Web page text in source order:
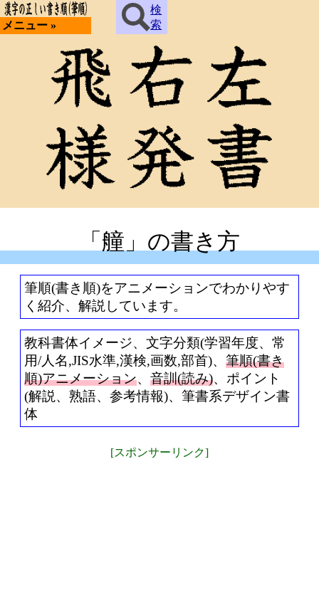
メニュー »
検
索
「艟」の書き方
筆順(書き順)をアニメーションでわかりやす
く紹介、解説しています。
教科書体イメージ、文字分類(学習年度、常
用/人名,JIS水準,漢検,画数,部首)、 筆順(書き
順)アニメーション、 音訓(読み)、ポイント
(解説、熟語、参考情報)、筆書系デザイン書
体
[スポンサーリンク]